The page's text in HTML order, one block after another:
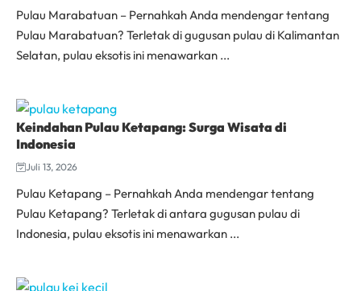
Pulau Marabatuan – Pernahkah Anda mendengar tentang
Pulau Marabatuan? Terletak di gugusan pulau di Kalimantan
Selatan, pulau eksotis ini menawarkan ...
Keindahan Pulau Ketapang: Surga Wisata di
Indonesia
Juli 13, 2026
Pulau Ketapang – Pernahkah Anda mendengar tentang
Pulau Ketapang? Terletak di antara gugusan pulau di
Indonesia, pulau eksotis ini menawarkan ...